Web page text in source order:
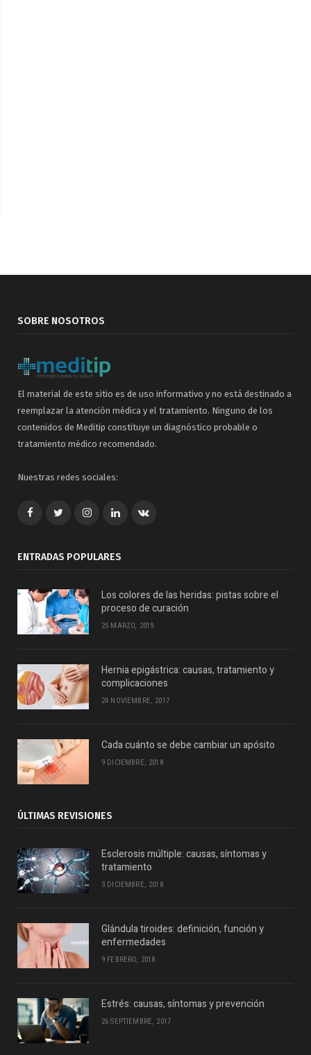
SOBRE NOSOTROS
El material de este sitio es de uso informativo y no está destinado a
reemplazar la atención médica y el tratamiento. Ninguno de los
contenidos de Meditip constituye un diagnóstico probable o
tratamiento médico recomendado.
Nuestras redes sociales:
FacebookTwitterGoogle+LinkedInVK
ENTRADAS POPULARES
Los colores de las heridas: pistas sobre el
proceso de curación
25 MARZO, 2019
Hernia epigástrica: causas, tratamiento y
complicaciones
24 NOVIEMBRE, 2017
Cada cuánto se debe cambiar un apósito
9 DICIEMBRE, 2018
ÚLTIMAS REVISIONES
Esclerosis múltiple: causas, síntomas y
tratamiento
3 DICIEMBRE, 2018
Glándula tiroides: definición, función y
enfermedades
9 FEBRERO, 2018
Estrés: causas, síntomas y prevención
26 SEPTIEMBRE, 2017